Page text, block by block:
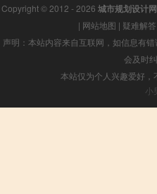
Copyright © 2012 - 2026 城市规划设计网
| 网站地图 | 疑难解答
声明：本站内容来自互联网，如信息有
会及时
本站仅为个人兴趣爱好
小